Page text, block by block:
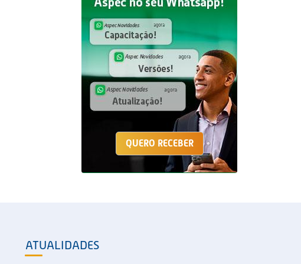
QUERO RECEBER
ATUALIDADES